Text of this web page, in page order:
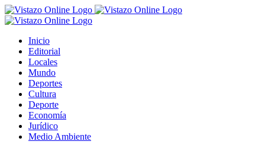
Saltar
al
Inicio
Editorial
Locales
Mundo
Deportes
Cultura
Deporte
Economía
Jurídico
Medio Ambiente